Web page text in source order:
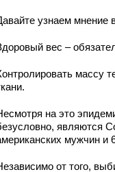
узнаем мнение
вес –
массу
на это
являются
мужчин и
от того,